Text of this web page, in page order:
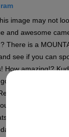
image may not
and awesome
There is a
see if you can
How amazing!?
through
New Mexico,
#wildlife